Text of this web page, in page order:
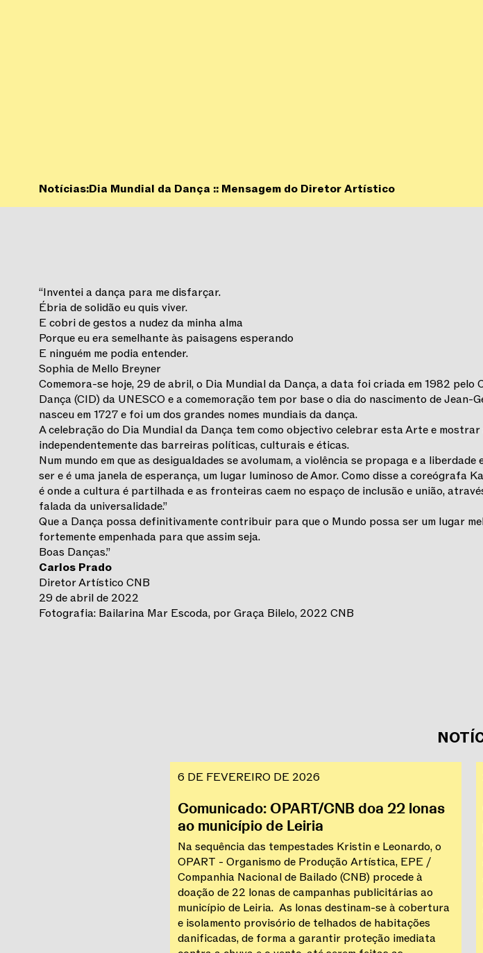
Notícias:Dia Mundial da Dança :: Mensagem do Diretor Artístico
“Inventei a dança para me disfarçar.
Ébria de solidão eu quis viver.
E cobri de gestos a nudez da minha alma
Porque eu era semelhante às paisagens esperando
E ninguém me podia entender.
Sophia de Mello Breyner
Comemora-se hoje, 29 de abril, o Dia Mundial da Dança, a data foi criada em 1982 pelo
Dança (CID) da UNESCO e a comemoração tem por base o dia do nascimento de Jean-
nasceu em 1727 e foi um dos grandes nomes mundiais da dança.
A celebração do Dia Mundial da Dança tem como objectivo celebrar esta Arte e
independentemente das barreiras políticas, culturais e éticas.
Num mundo em que as desigualdades se avolumam, a violência se propaga e a liberdade
ser e é uma janela de esperança, um lugar luminoso de Amor. Como disse a coreógrafa
é onde a cultura é partilhada e as fronteiras caem no espaço de inclusão e união,
falada da universalidade.”
Que a Dança possa definitivamente contribuir para que o Mundo possa ser um lugar
fortemente empenhada para que assim seja.
Boas Danças.”
Carlos Prado
Diretor Artístico CNB
29 de abril de 2022
Fotografia: Bailarina Mar Escoda, por Graça Bilelo, 2022 CNB
6 DE FEVEREIRO DE 2026
Comunicado: OPART/CNB doa 22 lonas
ao município de Leiria
Na sequência das tempestades Kristin e Leonardo, o
OPART - Organismo de Produção Artística, EPE /
Companhia Nacional de Bailado (CNB) procede à
doação de 22 lonas de campanhas publicitárias ao
município de Leiria. As lonas destinam-se à cobertura
e isolamento provisório de telhados de habitações
danificadas, de forma a garantir proteção imediata